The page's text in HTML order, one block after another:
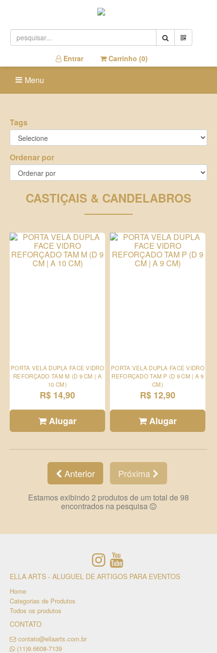
Entrar Carrinho (0)
Menu
Tags
Ordenar por
CASTIÇAIS & CANDELABROS
PORTA VELA DUPLA FACE VIDRO
REFORÇADO TAM M (D 9 CM | A
10 CM)
R$ 14,90
Alugar
PORTA VELA DUPLA FACE VIDRO
REFORÇADO TAM P (D 9 CM | A 9
CM)
R$ 12,90
Alugar
Anterior Próxima
Estamos exibindo 2 produtos de um total de 98
encontrados na pesquisa
ELLA ARTS - ALUGUEL DE ARTIGOS PARA EVENTOS
Home
Categorias de Produtos
Todos os produtos
CONTATO
contato@ellaarts.com.br
(11)9.6608-7139